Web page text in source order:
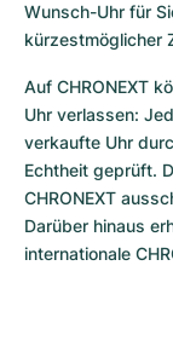
Wunsch-Uhr für
kürzestmöglicher
Auf CHRONEXT
Uhr verlassen:
verkaufte Uhr
Echtheit geprüft.
CHRONEXT
Darüber hinaus
internationale